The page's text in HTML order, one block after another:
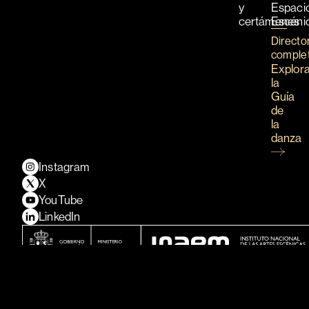
y
certámenes
la
Guía
de
la
danza
Instagram
X
YouTube
LinkedIn